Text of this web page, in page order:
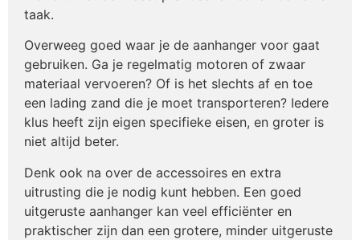
taak.
Overweeg goed waar je de aanhanger voor gaat
gebruiken. Ga je regelmatig motoren of zwaar
materiaal vervoeren? Of is het slechts af en toe
een lading zand die je moet transporteren? Iedere
klus heeft zijn eigen specifieke eisen, en groter is
niet altijd beter.
Denk ook na over de accessoires en extra
uitrusting die je nodig kunt hebben. Een goed
uitgeruste aanhanger kan veel efficiënter en
praktischer zijn dan een grotere, minder uitgeruste